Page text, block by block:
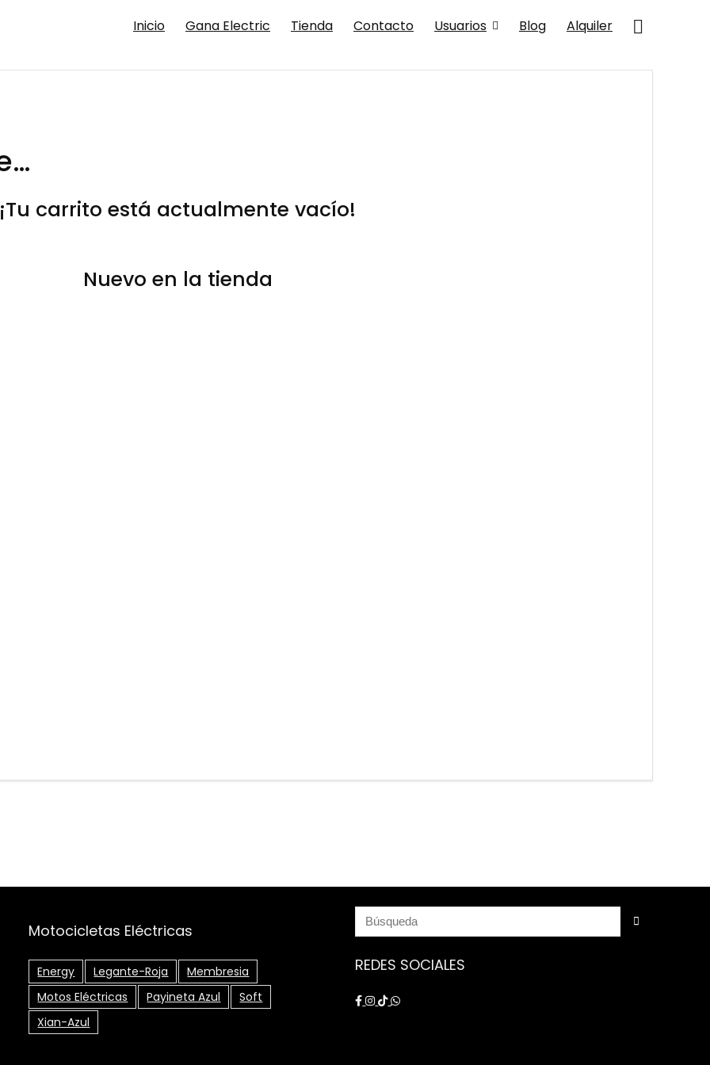
Inicio Gana Electric Tienda Contacto Usuarios Blog Alquiler
¡Tu carrito está actualmente vacío!
Nuevo en la tienda
Motocicletas Eléctricas
Energy Legante-Roja
Membresia
Motos Eléctricas
Payineta Azul
Soft
Xian-Azul
REDES SOCIALES